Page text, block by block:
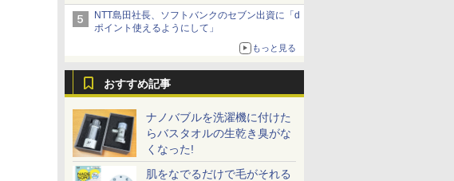
約1656kcal、総重量約527g！
NTT島田社長、ソフトバンクのセブン出資に「d
ポイント使えるようにして」
もっと見る
おすすめ記事
ナノバブルを洗濯機に付けた
らバスタオルの生乾き臭がな
くなった!
肌をなでるだけで毛がそれる